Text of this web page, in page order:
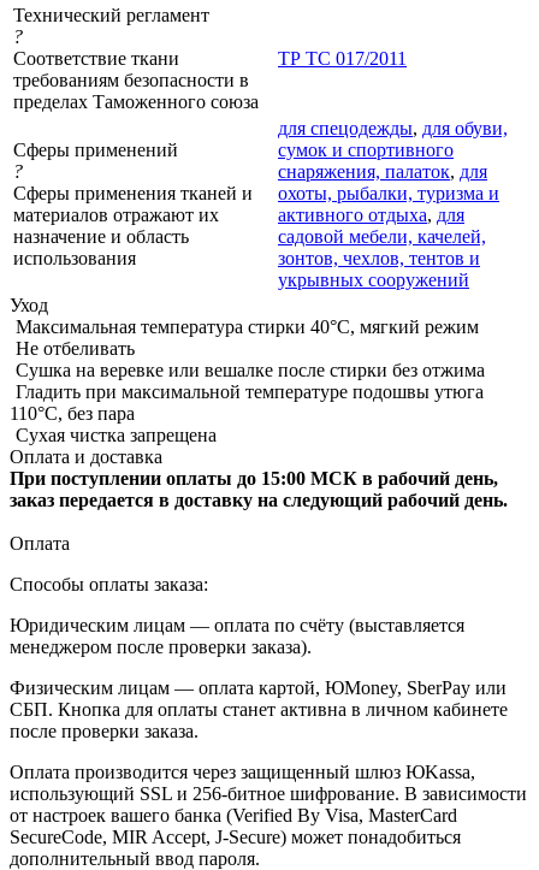
Технический регламент
?
Соответствие ткани
требованиям безопасности в
пределах Таможенного союза
ТР ТС 017/2011
Сферы применений
?
Сферы применения тканей и
материалов отражают их
назначение и область
использования
для спецодежды, для обуви,
сумок и спортивного
снаряжения, палаток, для
охоты, рыбалки, туризма и
активного отдыха, для
садовой мебели, качелей,
зонтов, чехлов, тентов и
укрывных сооружений
Уход
Максимальная температура стирки 40°C, мягкий режим
Не отбеливать
Сушка на веревке или вешалке после стирки без отжима
Гладить при максимальной температуре подошвы утюга
110°C, без пара
Сухая чистка запрещена
Оплата и доставка
При поступлении оплаты до 15:00 МСК в рабочий день,
заказ передается в доставку на следующий рабочий день.
Оплата
Способы оплаты заказа:
Юридическим лицам — оплата по счёту (выставляется
менеджером после проверки заказа).
Физическим лицам — оплата картой, ЮMoney, SberPay или
СБП. Кнопка для оплаты станет активна в личном кабинете
после проверки заказа.
Оплата производится через защищенный шлюз ЮKassa,
использующий SSL и 256-битное шифрование. В зависимости
от настроек вашего банка (Verified By Visa, MasterCard
SecureCode, MIR Accept, J-Secure) может понадобиться
дополнительный ввод пароля.